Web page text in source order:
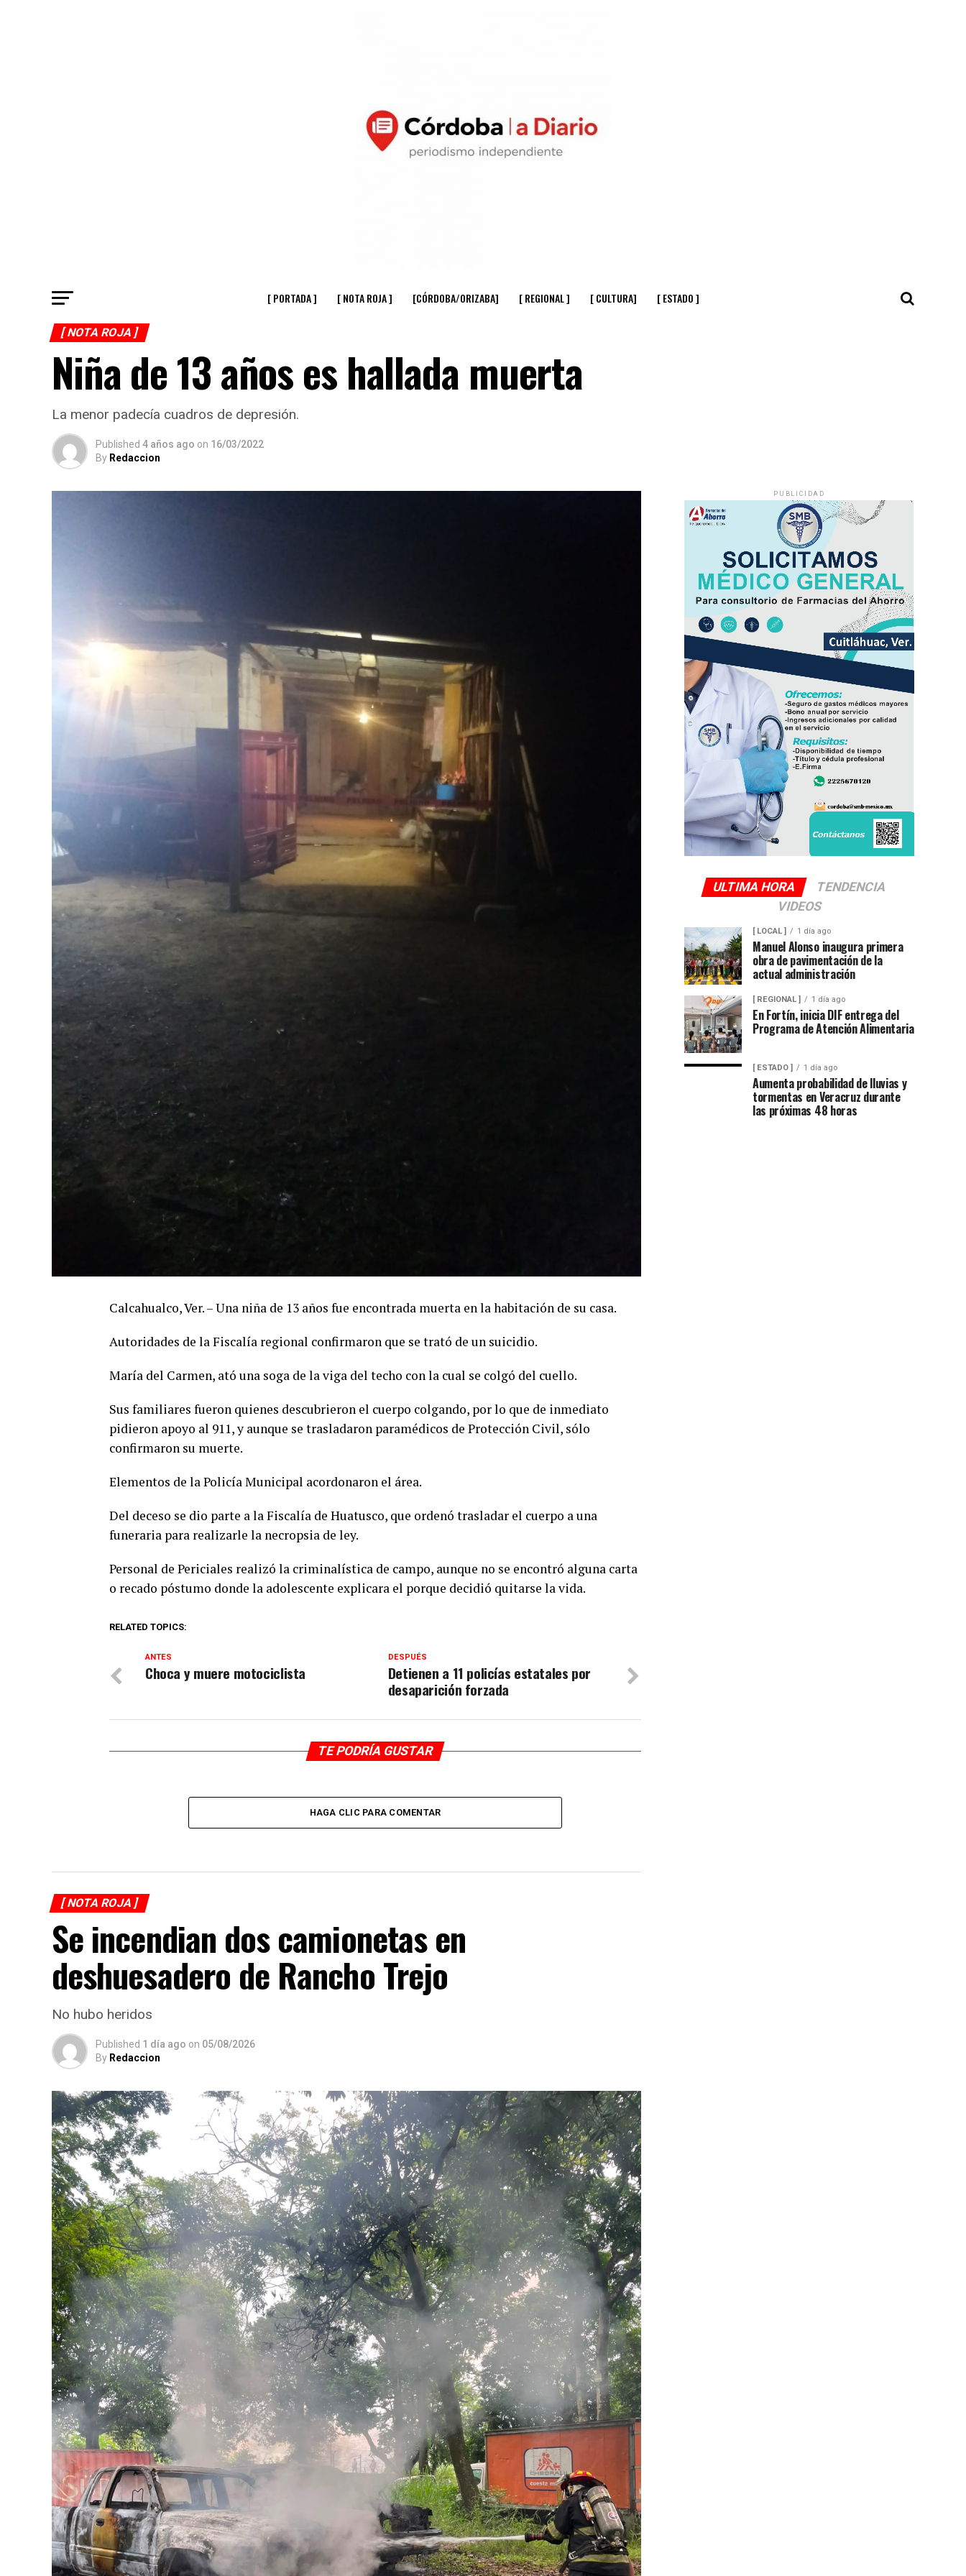
[ PORTADA ] [ NOTA ROJA ] [CÓRDOBA/ORIZABA] [ REGIONAL ] [ CULTURA] [ ESTADO ]
[ NOTA ROJA ]
Niña de 13 años es hallada muerta
La menor padecía cuadros de depresión.
Published 4 años ago on 16/03/2022
By Redaccion
Calcahualco, Ver. – Una niña de 13 años fue encontrada muerta en la habitación de su casa.
Autoridades de la Fiscalía regional confirmaron que se trató de un suicidio.
María del Carmen, ató una soga de la viga del techo con la cual se colgó del cuello.
Sus familiares fueron quienes descubrieron el cuerpo colgando, por lo que de inmediato
pidieron apoyo al 911, y aunque se trasladaron paramédicos de Protección Civil, sólo
confirmaron su muerte.
Elementos de la Policía Municipal acordonaron el área.
Del deceso se dio parte a la Fiscalía de Huatusco, que ordenó trasladar el cuerpo a una
funeraria para realizarle la necropsia de ley.
Personal de Periciales realizó la criminalística de campo, aunque no se encontró alguna carta
o recado póstumo donde la adolescente explicara el porque decidió quitarse la vida.
RELATED TOPICS:
DESPUÉS
Detienen a 11 policías estatales por
desaparición forzada
ANTES
Choca y muere motociclista
TE PODRÍA GUSTAR
HAGA CLIC PARA COMENTAR
[ NOTA ROJA ]
Se incendian dos camionetas en
deshuesadero de Rancho Trejo
No hubo heridos
Published 1 día ago on 05/08/2026
By Redaccion
PUBLICIDAD
ULTIMA HORA
TENDENCIA
VIDEOS
[ LOCAL ] 1 día ago
Manuel Alonso inaugura primera
obra de pavimentación de la
actual administración
[ REGIONAL ] 1 día ago
En Fortín, inicia DIF entrega del
Programa de Atención Alimentaria
[ ESTADO ] 1 día ago
Aumenta probabilidad de lluvias y
tormentas en Veracruz durante
las próximas 48 horas